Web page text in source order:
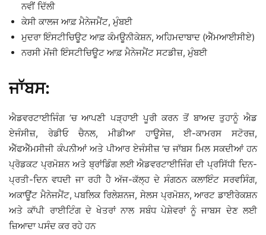
ਨਵੀਂ ਦਿੱਲੀ
ਕੇਸੀ ਕਾਲਜ ਆਫ਼ ਮੈਨੇਜਮੈਂਟ, ਮੁੰਬਈ
ਮੁਦਰਾ ਇੰਸਟੀਚਿਊਟ ਆਫ਼ ਕੰਮਊਨੀਕੇਸ਼ਨ, ਅਹਿਮਦਾਬਾਦ (ਐੱਮਆਈਸੀਏ)
ਨਰਸੀ ਮੋਂਜੀ ਇੰਸਟੀਚਿਊਟ ਆਫ਼ ਮੈਨੇਜਮੈਂਟ ਸਟਡੀਜ਼, ਮੁੰਬਈ
ਜਾੱਬਸ:
ਐਡਵਰਟਾਈਜਿੰਗ ’ਚ ਆਪਣੀ ਪੜ੍ਹਾਈ ਪੂਰੀ ਕਰਨ ਤੋਂ ਬਾਅਦ ਤੁਹਾਨੂੰ ਐਡ
ਏਜੰਸੀਜ਼, ਰੇਡੀਓ ਚੈਨਲ, ਮੀਡੀਆ ਹਾਊਸੇਜ਼, ਈ-ਕਾਮਰਸ ਸਟੋਰਜ਼,
ਐੱਫਐੱਮਸੀਜੀ ਕੰਪਨੀਆਂ ਅਤੇ ਪੀਆਰ ਏਜੰਸੀਜ਼ ’ਚ ਜਾੱਬਸ ਮਿਲ ਸਕਦੀਆਂ ਹਨ
ਪ੍ਰੋਡਕਟ ਪ੍ਰਮੋਸ਼ਨ ਅਤੇ ਬ੍ਰਾਂਡਿੰਗ ਲਈ ਐਡਵਰਟਾਈਜਿੰਗ ਦੀ ਪ੍ਰਸਿੱਧੀ ਦਿਨ-
ਪ੍ਰਤੀ-ਦਿਨ ਵਧਦੀ ਜਾ ਰਹੀ ਹੈ ਅੱਜ-ਕੱਲ੍ਹ ਦੇ ਸੰਗਠਨ ਕਲਾਇੰਟ ਸਰਵਸਿੰਗ,
ਅਕਾਊਂਟ ਮੈਨੇਜਮੈਂਟ, ਪਬਲਿਕ ਰਿਲੇਸ਼ਨਜ, ਸੇਲਸ ਪ੍ਰਮੋਸ਼ਨ, ਆਰਟ ਡਾਈਰੇਕਸ਼ਨ
ਅਤੇ ਕਾੱਪੀ ਰਾਈਟਿੰਗ ਦੇ ਖੇਤਰਾਂ ਨਾਲ ਸਬੰਧ ਪੇਸ਼ੇਵਰਾਂ ਨੂੰ ਜਾਬਸ ਦੇਣ ਲਈ
ਜ਼ਿਆਦਾ ਪਸੰਦ ਕਰ ਰਹੇ ਹਨ